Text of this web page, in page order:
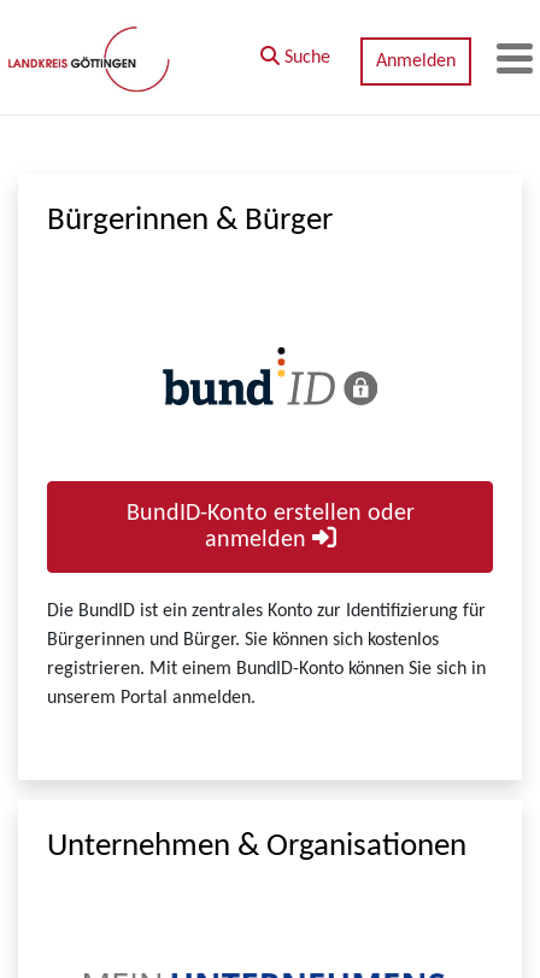
Zum Hauptinhalt springen
Suche Anmelden
Bürgerinnen & Bürger
BundID-Konto erstellen oder
anmelden
Die BundID ist ein zentrales Konto zur Identifizierung für
Bürgerinnen und Bürger. Sie können sich kostenlos
registrieren. Mit einem BundID-Konto können Sie sich in
unserem Portal anmelden.
Unternehmen & Organisationen